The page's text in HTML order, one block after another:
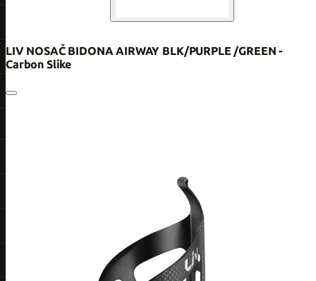
LIV NOSAČ BIDONA AIRWAY BLK/PURPLE /GREEN -
Carbon Slike